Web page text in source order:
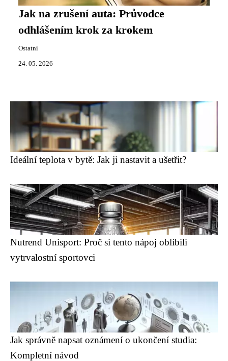
Jak na zrušení auta: Průvodce
odhlášením krok za krokem
Ostatní
24. 05. 2026
Ideální teplota v bytě: Jak ji nastavit a ušetřit?
Nutrend Unisport: Proč si tento nápoj oblíbili
vytrvalostní sportovci
Jak správně napsat oznámení o ukončení studia:
Kompletní návod